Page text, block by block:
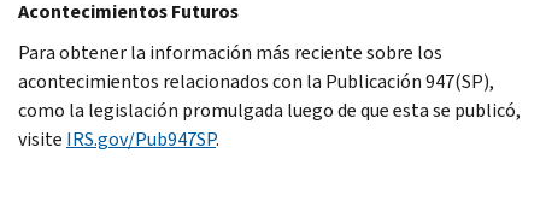
Acontecimientos Futuros
Para obtener la información más reciente sobre los
acontecimientos relacionados con la Publicación 947(SP),
como la legislación promulgada luego de que esta se publicó,
visite IRS.gov/Pub947SP.